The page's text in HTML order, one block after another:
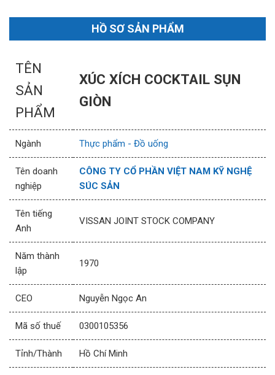
HỒ SƠ SẢN PHẨM
TÊN
SẢN
PHẨM
XÚC XÍCH COCKTAIL SỤN
GIÒN
Ngành Thực phẩm - Đồ uống
Tên doanh
nghiệp
CÔNG TY CỔ PHẦN VIỆT NAM KỸ NGHỆ
SÚC SẢN
Tên tiếng
Anh
VISSAN JOINT STOCK COMPANY
Năm thành
lập
1970
CEO Nguyễn Ngọc An
Mã số thuế 0300105356
Tỉnh/Thành Hồ Chí Minh